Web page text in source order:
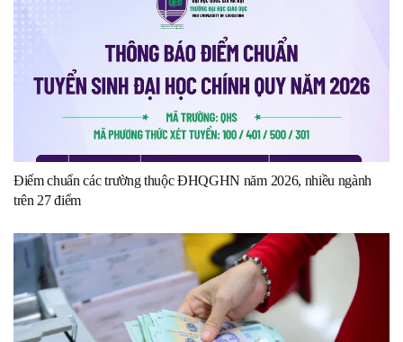
Điểm chuẩn các trường thuộc ĐHQGHN năm 2026, nhiều ngành
trên 27 điểm